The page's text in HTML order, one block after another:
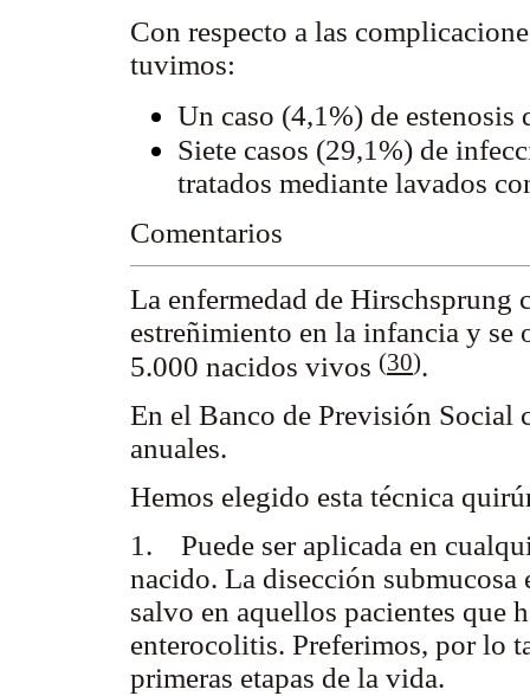
Con respecto a las
tuvimos:
Un caso (4,1%) de estenosis
Siete casos (29,1%) de
tratados mediante lavados
Comentarios
La enfermedad de Hirschsprung
estreñimiento en la infancia y se
5.000 nacidos vivos (30).
En el Banco de Previsión Social
anuales.
Hemos elegido esta técnica
1. Puede ser aplicada en
nacido. La disección submucosa
salvo en aquellos pacientes que
enterocolitis. Preferimos, por lo
primeras etapas de la vida.